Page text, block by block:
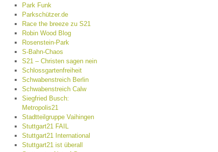
Park Funk
Parkschützer.de
Race the breeze zu S21
Robin Wood Blog
Rosenstein-Park
S-Bahn-Chaos
S21 – Christen sagen nein
Schlossgartenfreiheit
Schwabenstreich Berlin
Schwabenstreich Calw
Siegfried Busch:
Metropolis21
Stadtteilgruppe Vaihingen
Stuttgart21 FAIL
Stuttgart21 International
Stuttgart21 ist überall